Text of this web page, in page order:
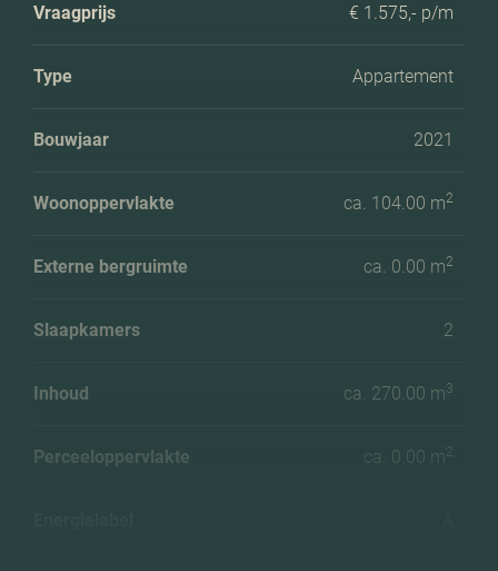
Vraagprijs € 1.575,- p/m
Type Appartement
Bouwjaar 2021
Woonoppervlakte ca. 104.00 m2
Externe bergruimte ca. 0.00 m2
Slaapkamers 2
Inhoud ca. 270.00 m3
Perceeloppervlakte ca. 0.00 m2